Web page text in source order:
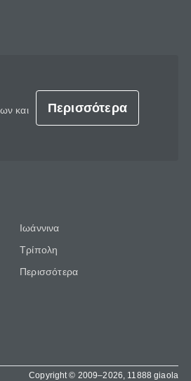
και
Περισσότερα
Ιωάννινα
Τρίπολη
Περισσότερα
Copyright © 2009–2026, 11888 giaola